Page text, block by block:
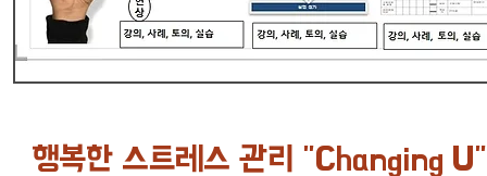
행복한 스트레스 관리 "Changing